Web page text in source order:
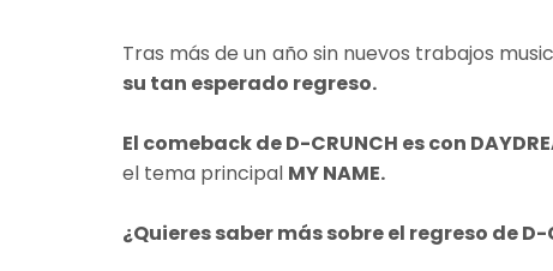
Tras más de un año sin nuevos trabajos
su tan esperado regreso.
El comeback de D-CRUNCH es con
el tema principal MY NAME.
¿Quieres saber más sobre el regreso de